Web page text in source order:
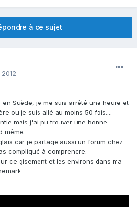
à ce sujet
en Suède, je me suis arrêté une heure et
ou je suis allé au moins 50 fois....
mais j'ai pu trouver une bonne
même.
car je partage aussi un forum chez
compliqué à comprendre.
ce gisement et les environs dans ma